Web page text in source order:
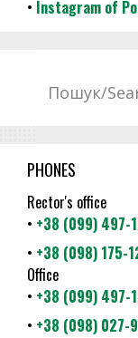
• Instagram of
PHONES
Rector's office
• +38 (099) 497-
• +38 (098) 175-
Office
• +38 (099) 497-
• +38 (098) 027-